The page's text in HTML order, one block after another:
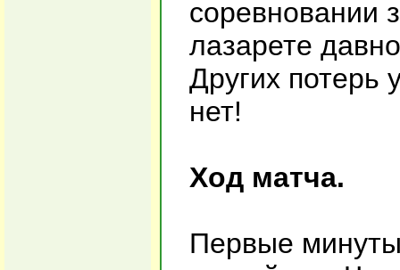
соревновании
лазарете
Других потерь
нет!
Ход матча.
Первые